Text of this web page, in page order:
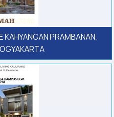
KAHYANGAN PRAMBANAN,